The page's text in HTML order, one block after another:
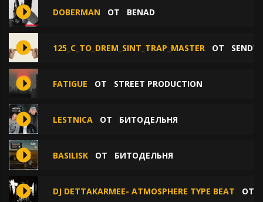
DOBERMAN ОТ BENAD
125_C_TO_DREM_SINT_TRAP_MASTER ОТ
FATIGUE ОТ STREET PRODUCTION
LESTNICA ОТ БИТОДЕЛЬНЯ
BASILISK ОТ БИТОДЕЛЬНЯ
DJ DETTAKARMEE- ATMOSPHERE TYPE BEAT ОТ